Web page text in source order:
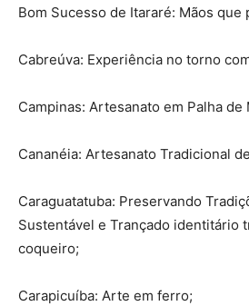
Bom Sucesso de Itararé: Mãos que
Cabreúva: Experiência no torno
Campinas: Artesanato em Palha
Cananéia: Artesanato Tradicional
Caraguatatuba: Preservando
Sustentável e Trançado identitário
coqueiro;
Carapicuíba: Arte em ferro;